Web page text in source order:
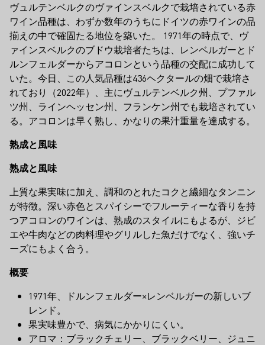
ヴュルテンベルクのヴァインスベルクで栽培されている赤
ワイン品種は、わずか数年のうちにドイツの赤ワインの品
揃えの中で確固たる地位を築いた。 1971年の時点で、ヴ
ァインスベルクのブドウ栽培者たちは、レンベルガーとド
ルンフェルダーからアコロンという品種の交配に成功して
いた。今日、この人気品種は436ヘクタールの畑で栽培さ
れており（2022年）、主にヴュルテンベルク州、プファル
ツ州、ラインヘッセン州、フランケン州でも栽培されてい
る。アコロンは早く熟し、かなりの果汁重量を達成する。
熟成と風味
熟成と風味
上質な果実味に加え、調和のとれたコクと繊細なタンニン
が特徴。深い赤色とスパイシーでフルーティーな香りを持
つアコロンのワインは、熟成のスタイルにもよるが、ジビ
エや牛肉などの肉料理やグリルした魚だけでなく、強いチ
ーズにもよく合う。
概要
1971年、ドルンフェルダー×レンベルガーの新しいブ
レンド。
果実味豊かで、病気にかかりにくい。
アロマ：ブラックチェリー、ブラックベリー、ジュニ